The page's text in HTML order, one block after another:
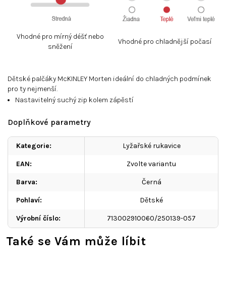
Vhodné pro mírný déšť nebo
sněžení
Vhodné pro chladnější počasí
Dětské palčáky McKINLEY Morten ideální do chladných podmínek
pro ty nejmenší.
Nastavitelný suchý zip kolem zápěstí
Doplňkové parametry
Kategorie: Lyžařské rukavice
EAN: Zvolte variantu
Barva: Černá
Pohlaví: Dětské
Výrobní číslo: 713002910060/250139-057
Také se Vám může líbit